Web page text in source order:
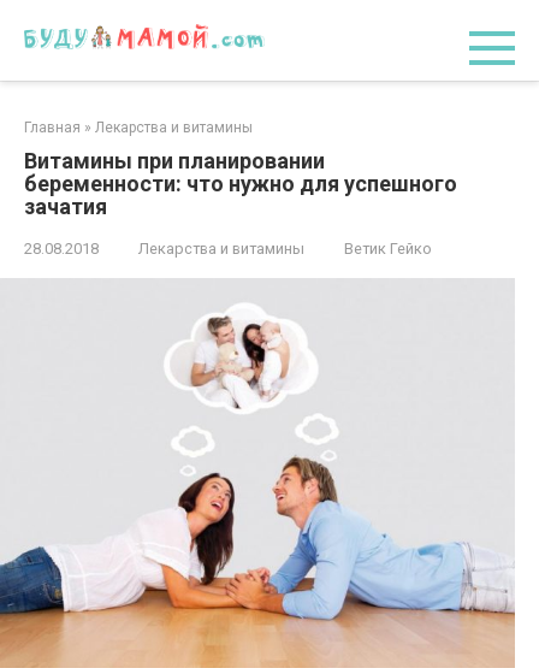
Главная » Лекарства и витамины
Витамины при планировании
беременности: что нужно для успешного
зачатия
28.08.2018 Лекарства и витамины Ветик Гейко